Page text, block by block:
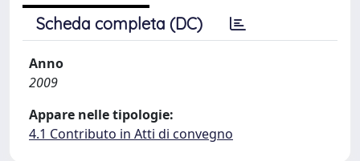
Scheda completa (DC)
Anno
2009
Appare nelle tipologie:
4.1 Contributo in Atti di convegno